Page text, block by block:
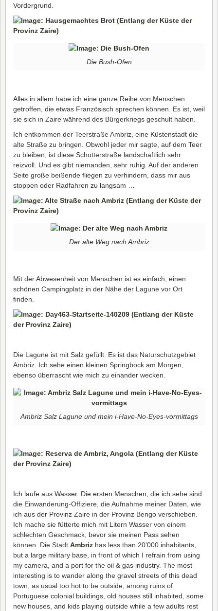
Vordergrund.
Die Bush-Ofen
Alles in allem habe ich eine ganze Reihe von Menschen
getroffen, die etwas Französisch sprechen können. Es ist, weil
sie sich in Zaire während des Bürgerkriegs geschult haben.
Ich entkommen der Teerstraße Ambriz, eine Küstenstadt die
alte Straße zu bringen. Obwohl jeder mir sagte, auf dem Teer
zu bleiben, ist diese Schotterstraße landschaftlich sehr
reizvoll. Und es gibt niemanden, sehr ruhig. Auf der anderen
Seite große beißende fliegen zu verhindern, dass mir aus
stoppen oder Radfahren zu langsam …
Der alte Weg nach Ambriz
Mit der Abwesenheit von Menschen ist es einfach, einen
schönen Campingplatz in der Nähe der Lagune vor Ort
finden.
Die Lagune ist mit Salz gefüllt. Es ist das Naturschutzgebiet
Ambriz. Ich sehe einen kleinen Springbock am Morgen,
ebenso überrascht wie mich zu einander wecken.
Ambriz Salz Lagune und mein i-Have-No-Eyes-vormittags
Ich laufe aus Wasser. Die ersten Menschen, die ich sehe sind
die Einwanderung-Offiziere, die Aufnahme meiner Daten, wie
ich aus der Provinz Zaire in der Provinz Bengo verschieben.
Ich mache sie fütterte mich mit Litern Wasser von einem
schlechten Geschmack, bevor sie meinen Pass sehen
können. Die Stadt Ambriz has less than 20’000 inhabitants,
but a large military base, in front of which I refrain from using
my camera, and a port for the oil & gas industry. The most
interesting is to wander along the gravel streets of this dead
town, as usual too hot to be outside, among ruins of
Portuguese colonial buildings, old houses still inhabited, some
new houses, and kids playing outside while a few adults rest